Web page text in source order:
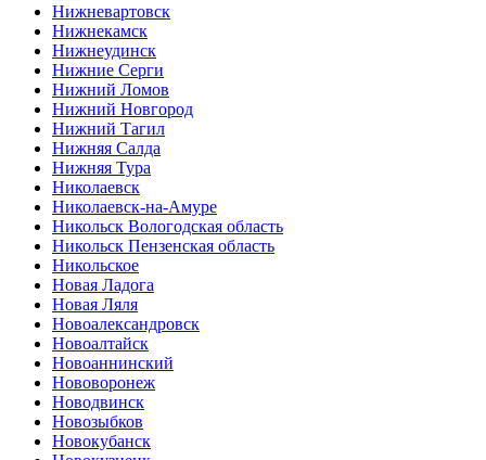
Нижневартовск
Нижнекамск
Нижнеудинск
Нижние Серги
Нижний Ломов
Нижний Новгород
Нижний Тагил
Нижняя Салда
Нижняя Тура
Николаевск
Николаевск-на-Амуре
Никольск Вологодская область
Никольск Пензенская область
Никольское
Новая Ладога
Новая Ляля
Новоалександровск
Новоалтайск
Новоаннинский
Нововоронеж
Новодвинск
Новозыбков
Новокубанск